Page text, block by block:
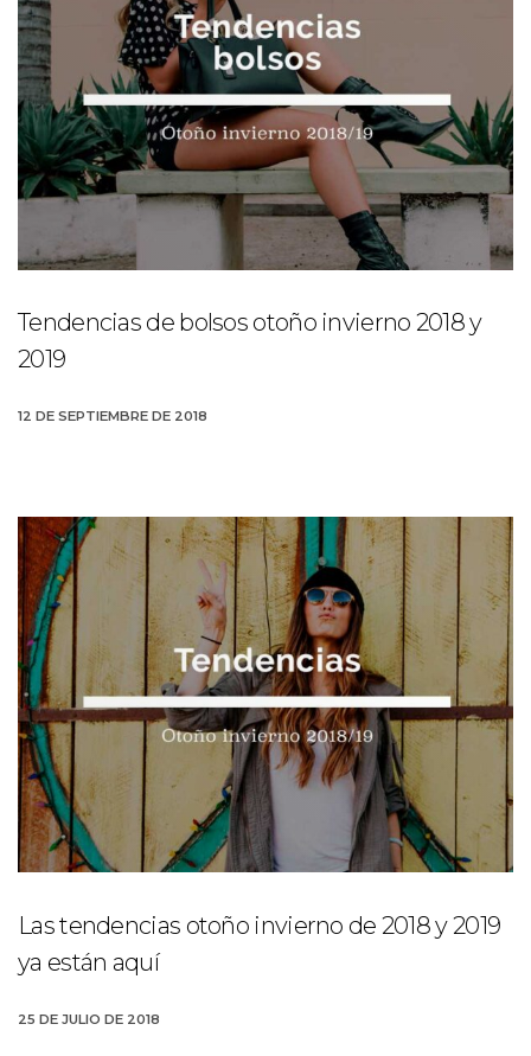
Tendencias de bolsos otoño invierno 2018 y
2019
12 DE SEPTIEMBRE DE 2018
Las tendencias otoño invierno de 2018 y 2019
ya están aquí
25 DE JULIO DE 2018